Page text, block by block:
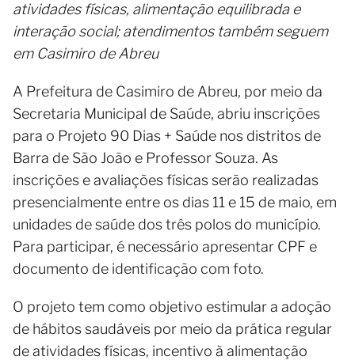
atividades físicas, alimentação equilibrada e
interação social; atendimentos também seguem
em Casimiro de Abreu
A Prefeitura de Casimiro de Abreu, por meio da
Secretaria Municipal de Saúde, abriu inscrições
para o Projeto 90 Dias + Saúde nos distritos de
Barra de São João e Professor Souza. As
inscrições e avaliações físicas serão realizadas
presencialmente entre os dias 11 e 15 de maio, em
unidades de saúde dos três polos do município.
Para participar, é necessário apresentar CPF e
documento de identificação com foto.
O projeto tem como objetivo estimular a adoção
de hábitos saudáveis por meio da prática regular
de atividades físicas, incentivo à alimentação